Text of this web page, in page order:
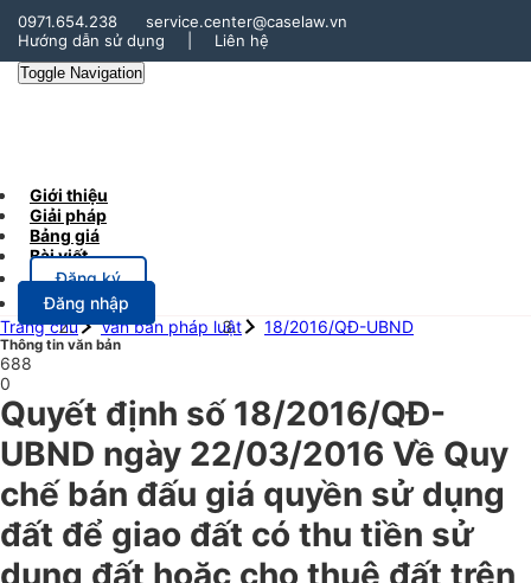
0971.654.238
service.center@caselaw.vn
Hướng dẫn sử dụng
Liên hệ
Toggle Navigation
Giới thiệu
Giải pháp
Bảng giá
Bài viết
Đăng ký
Đăng nhập
Trang chủ
Văn bản pháp luật 18/2016/QĐ-UBND
Thông tin văn bản
688
0
Quyết định số 18/2016/QĐ-
UBND ngày 22/03/2016 Về Quy
chế bán đấu giá quyền sử dụng
đất để giao đất có thu tiền sử
dụng đất hoặc cho thuê đất trên